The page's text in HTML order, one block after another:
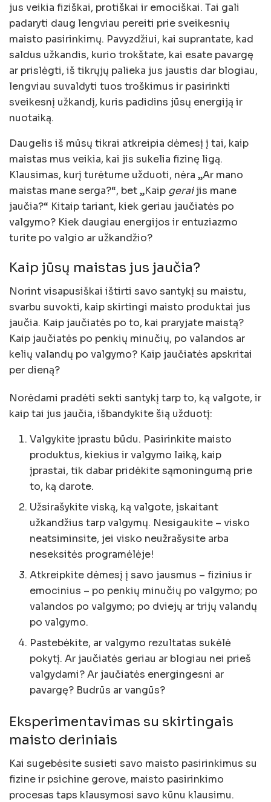
jus veikia fiziškai, protiškai ir emociškai. Tai gali
padaryti daug lengviau pereiti prie sveikesnių
maisto pasirinkimų. Pavyzdžiui, kai suprantate, kad
saldus užkandis, kurio trokštate, kai esate pavargę
ar prislėgti, iš tikrųjų palieka jus jaustis dar blogiau,
lengviau suvaldyti tuos troškimus ir pasirinkti
sveikesnį užkandį, kuris padidins jūsų energiją ir
nuotaiką.
Daugelis iš mūsų tikrai atkreipia dėmesį į tai, kaip
maistas mus veikia, kai jis sukelia fizinę ligą.
Klausimas, kurį turėtume užduoti, nėra „Ar mano
maistas mane serga?“, bet „Kaip geraijis mane
jaučia?“ Kitaip tariant, kiek geriau jaučiatės po
valgymo? Kiek daugiau energijos ir entuziazmo
turite po valgio ar užkandžio?
Kaip jūsų maistas jus jaučia?
Norint visapusiškai ištirti savo santykį su maistu,
svarbu suvokti, kaip skirtingi maisto produktai jus
jaučia. Kaip jaučiatės po to, kai praryjate maistą?
Kaip jaučiatės po penkių minučių, po valandos ar
kelių valandų po valgymo? Kaip jaučiatės apskritai
per dieną?
Norėdami pradėti sekti santykį tarp to, ką valgote, ir
kaip tai jus jaučia, išbandykite šią užduotį:
Valgykite įprastu būdu. Pasirinkite maisto
produktus, kiekius ir valgymo laiką, kaip
įprastai, tik dabar pridėkite sąmoningumą prie
to, ką darote.
Užsirašykite viską, ką valgote, įskaitant
užkandžius tarp valgymų. Nesigaukite – visko
neatsiminsite, jei visko neužrašysite arba
neseksitės programėlėje!
Atkreipkite dėmesį į savo jausmus – fizinius ir
emocinius – po penkių minučių po valgymo; po
valandos po valgymo; po dviejų ar trijų valandų
po valgymo.
Pastebėkite, ar valgymo rezultatas sukėlė
pokytį. Ar jaučiatės geriau ar blogiau nei prieš
valgydami? Ar jaučiatės energingesni ar
pavargę? Budrūs ar vangūs?
Eksperimentavimas su skirtingais
maisto deriniais
Kai sugebėsite susieti savo maisto pasirinkimus su
fizine ir psichine gerove, maisto pasirinkimo
procesas taps klausymosi savo kūnu klausimu.